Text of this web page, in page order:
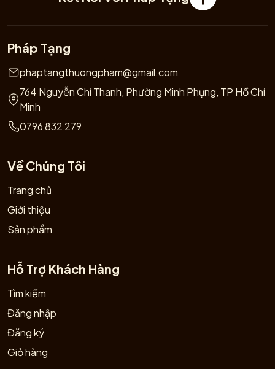
Pháp Tạng
phaptangthuongpham@gmail.com
764 Nguyễn Chí Thanh, Phường Minh Phụng, TP Hồ Chí
Minh
0796 832 279
Về Chúng Tôi
Trang chủ
Giới thiệu
Sản phẩm
Hỗ Trợ Khách Hàng
Tìm kiếm
Đăng nhập
Đăng ký
Giỏ hàng